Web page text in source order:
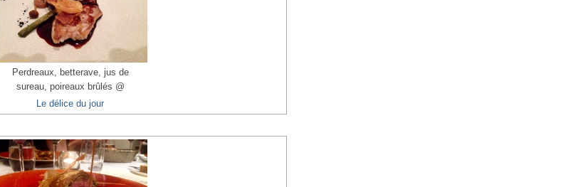
Perdreaux, betterave, jus de
sureau, poireaux brûlés @
Le délice du jour